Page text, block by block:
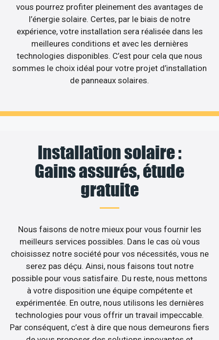
vous pourrez profiter pleinement des avantages de
l’énergie solaire. Certes, par le biais de notre
expérience, votre installation sera réalisée dans les
meilleures conditions et avec les dernières
technologies disponibles. C’est pour cela que nous
sommes le choix idéal pour votre projet d’installation
de panneaux solaires.
Installation solaire :
Gains assurés, étude
gratuite
Nous faisons de notre mieux pour vous fournir les
meilleurs services possibles. Dans le cas où vous
choisissez notre société pour vos nécessités, vous ne
serez pas déçu. Ainsi, nous faisons tout notre
possible pour vous satisfaire. Du reste, nous mettons
à votre disposition une équipe compétente et
expérimentée. En outre, nous utilisons les dernières
technologies pour vous offrir un travail impeccable.
Par conséquent, c’est à dire que nous demeurons fiers